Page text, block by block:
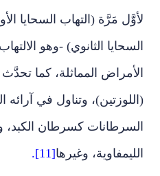
لأوَّل مَرَّة (التهاب السحايا
السحايا الثانوي) -وهو
الأمراض المماثلة، كما
(اللوزتين)، وتناول في آرائه
السرطانات كسرطان الكبد،
الليمفاوية، وغيرها[11].